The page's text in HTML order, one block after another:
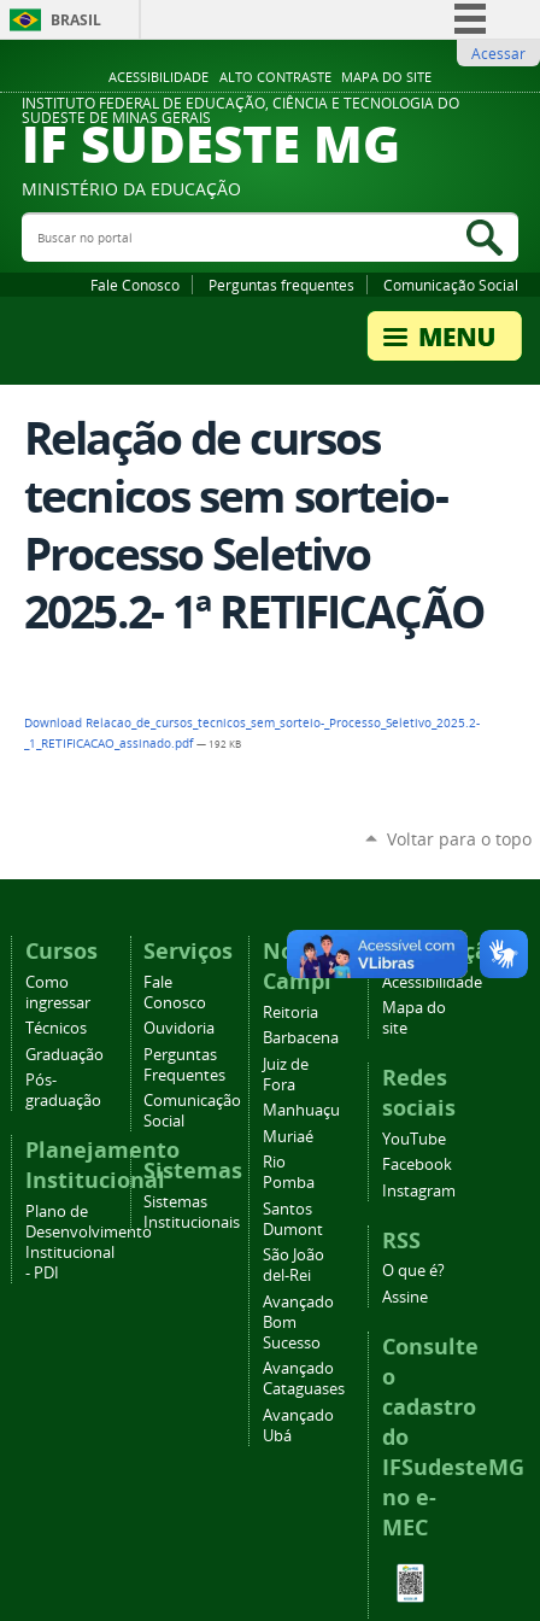
ACESSIBILIDADE ALTO CONTRASTE MAPA DO SITE
BRASIL
Comunica BR
Participe
Legislação
Acessar
INSTITUTO FEDERAL DE EDUCAÇÃO, CIÊNCIA E TECNOLOGIA DO
SUDESTE DE MINAS GERAIS
IF SUDESTE MG
MINISTÉRIO DA EDUCAÇÃO
Buscar no portal
Fale Conosco Perguntas frequentes Comunicação Social
Relação de cursos
tecnicos sem sorteio-
Processo Seletivo
2025.2- 1ª RETIFICAÇÃO
Download Relacao_de_cursos_tecnicos_sem_sorteio-_Processo_Seletivo_2025.2-
_1_RETIFICACAO_assinado.pdf— 192 KB
Voltar para o topo
Cursos
Como
ingressar
Técnicos
Graduação
Pós-
graduação
Planejamento
Institucional
Plano de
Desenvolvimento
Institucional
- PDI
Serviços
Fale
Conosco
Ouvidoria
Perguntas
Frequentes
Comunicação
Social
Sistemas
Sistemas
Institucionais
Nossos
Campi
Reitoria
Barbacena
Juiz de
Fora
Manhuaçu
Muriaé
Rio
Pomba
Santos
Dumont
São João
del-Rei
Avançado
Bom
Sucesso
Avançado
Cataguases
Avançado
Ubá
Navegação
Acessibilidade
Mapa do
site
Redes
sociais
YouTube
Facebook
Instagram
RSS
O que é?
Assine
Consulte
o
cadastro
do
IFSudesteMG
no e-
MEC